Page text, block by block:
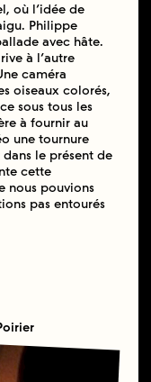
où l’idée de
Philippe
avec hâte.
à l’autre
caméra
oiseaux colorés,
sous tous les
à fournir au
une tournure
le présent de
cette
nous pouvions
pas entourés